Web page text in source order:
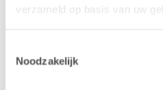
verzameld op basis van uw
Noodzakelijk
Education >